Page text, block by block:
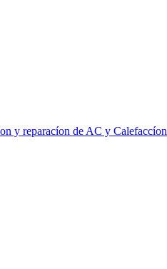
y reparacíon de AC y Calefaccíon